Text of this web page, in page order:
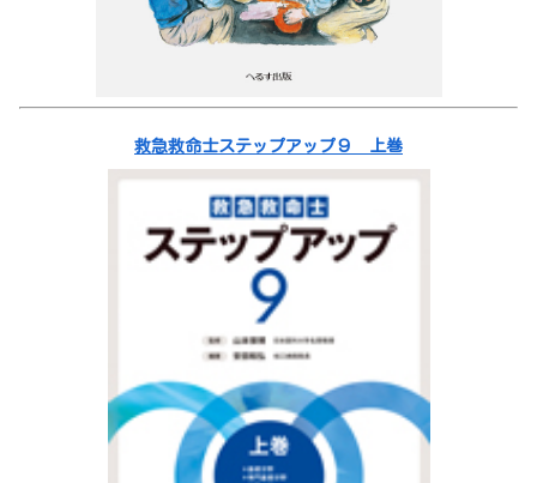
救急救命士ステップアップ９ 上巻